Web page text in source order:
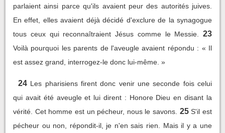
parlaient ainsi parce qu'ils avaient peur des autorités juives.
En effet, elles avaient déjà décidé d'exclure de la synagogue
tous ceux qui reconnaîtraient Jésus comme le Messie.
23
Voilà pourquoi les parents de l'aveugle avaient répondu : « Il
est assez grand, interrogez-le donc lui-même. »
24 Les pharisiens firent donc venir une seconde fois celui
qui avait été aveugle et lui dirent : Honore Dieu en disant la
vérité. Cet homme est un pécheur, nous le savons. 25 S'il est
pécheur ou non, répondit-il, je n'en sais rien. Mais il y a une